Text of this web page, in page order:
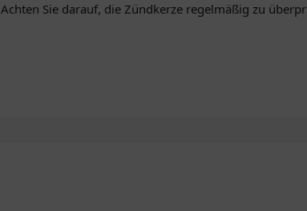
Achten Sie darauf, die Zündkerze regelmäßig zu